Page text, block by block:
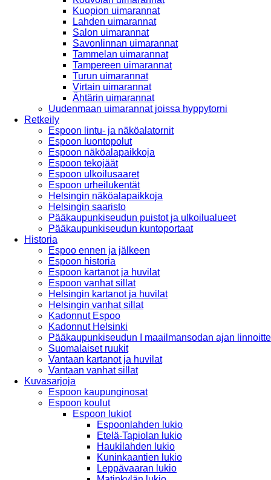
Kuopion uimarannat
Lahden uimarannat
Salon uimarannat
Savonlinnan uimarannat
Tammelan uimarannat
Tampereen uimarannat
Turun uimarannat
Virtain uimarannat
Ähtärin uimarannat
Uudenmaan uimarannat joissa hyppytorni
Retkeily
Espoon lintu- ja näköalatornit
Espoon luontopolut
Espoon näköalapaikkoja
Espoon tekojäät
Espoon ulkoilusaaret
Espoon urheilukentät
Helsingin näköalapaikkoja
Helsingin saaristo
Pääkaupunkiseudun puistot ja ulkoilualueet
Pääkaupunkiseudun kuntoportaat
Historia
Espoo ennen ja jälkeen
Espoon historia
Espoon kartanot ja huvilat
Espoon vanhat sillat
Helsingin kartanot ja huvilat
Helsingin vanhat sillat
Kadonnut Espoo
Kadonnut Helsinki
Pääkaupunkiseudun I maailmansodan ajan
Suomalaiset ruukit
Vantaan kartanot ja huvilat
Vantaan vanhat sillat
Kuvasarjoja
Espoon kaupunginosat
Espoon koulut
Espoon lukiot
Espoonlahden lukio
Etelä-Tapiolan lukio
Haukilahden lukio
Kuninkaantien lukio
Leppävaaran lukio